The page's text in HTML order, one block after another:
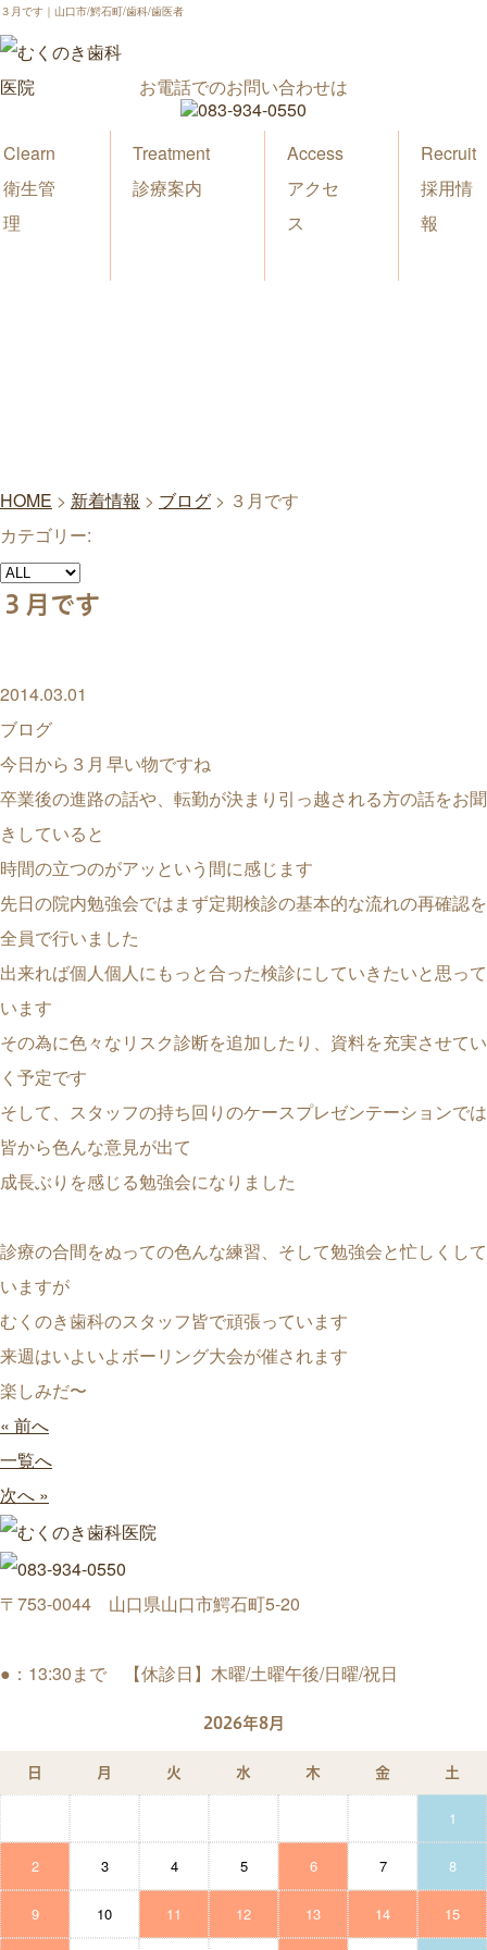
３月です｜山口市/鰐石町/歯科/歯医者
お電話でのお問い合わせは
Clearn
衛生管
理
Treatment
診療案内
Access
アクセ
ス
Recruit
採用情
報
HOME > 新着情報 > ブログ > ３月です
カテゴリー:
３月です
2014.03.01
ブログ
今日から３月 早い物ですね
卒業後の進路の話や、転勤が決まり引っ越される方の話をお聞
きしていると
時間の立つのがアッという間に感じます
先日の院内勉強会ではまず定期検診の基本的な流れの再確認を
全員で行いました
出来れば個人個人にもっと合った検診にしていきたいと思って
います
その為に色々なリスク診断を追加したり、資料を充実させてい
く予定です
そして、スタッフの持ち回りのケースプレゼンテーションでは
皆から色んな意見が出て
成長ぶりを感じる勉強会になりました
診療の合間をぬっての色んな練習、そして勉強会と忙しくして
いますが
むくのき歯科のスタッフ皆で頑張っています
来週はいよいよボーリング大会が催されます
楽しみだ〜
« 前へ
一覧へ
次へ »
〒753-0044 山口県山口市鰐石町5-20
●：13:30まで 【休診日】木曜/土曜午後/日曜/祝日
2026年8月
日 月 火 水 木 金 土
1
2 3 4 5 6 7 8
9 10 11 12 13 14 15